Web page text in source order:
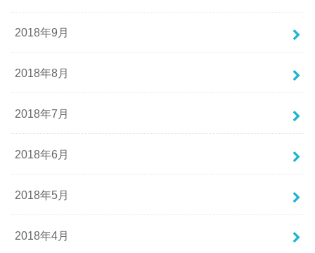
2018年9月
2018年8月
2018年7月
2018年6月
2018年5月
2018年4月